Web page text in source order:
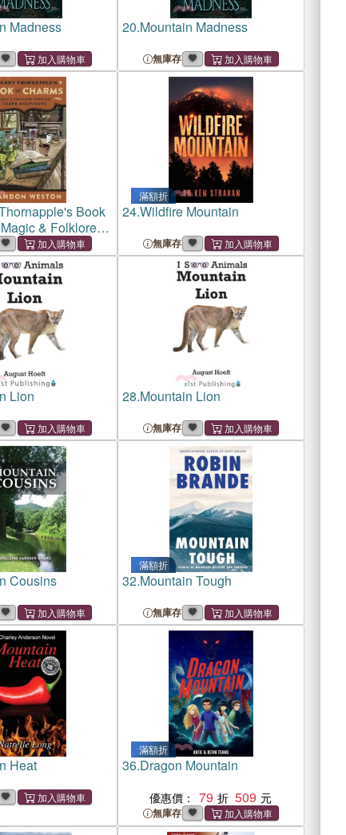
Madness 20.Mountain Madness
無庫存
Book
& Folklore
Mountains
滿額折
24.Wildfire Mountain
無庫存
Lion 28.Mountain Lion
無庫存
Cousins
滿額折
32.Mountain Tough
無庫存
Heat
滿額折
36.Dragon Mountain
優惠價： 79 509
無庫存